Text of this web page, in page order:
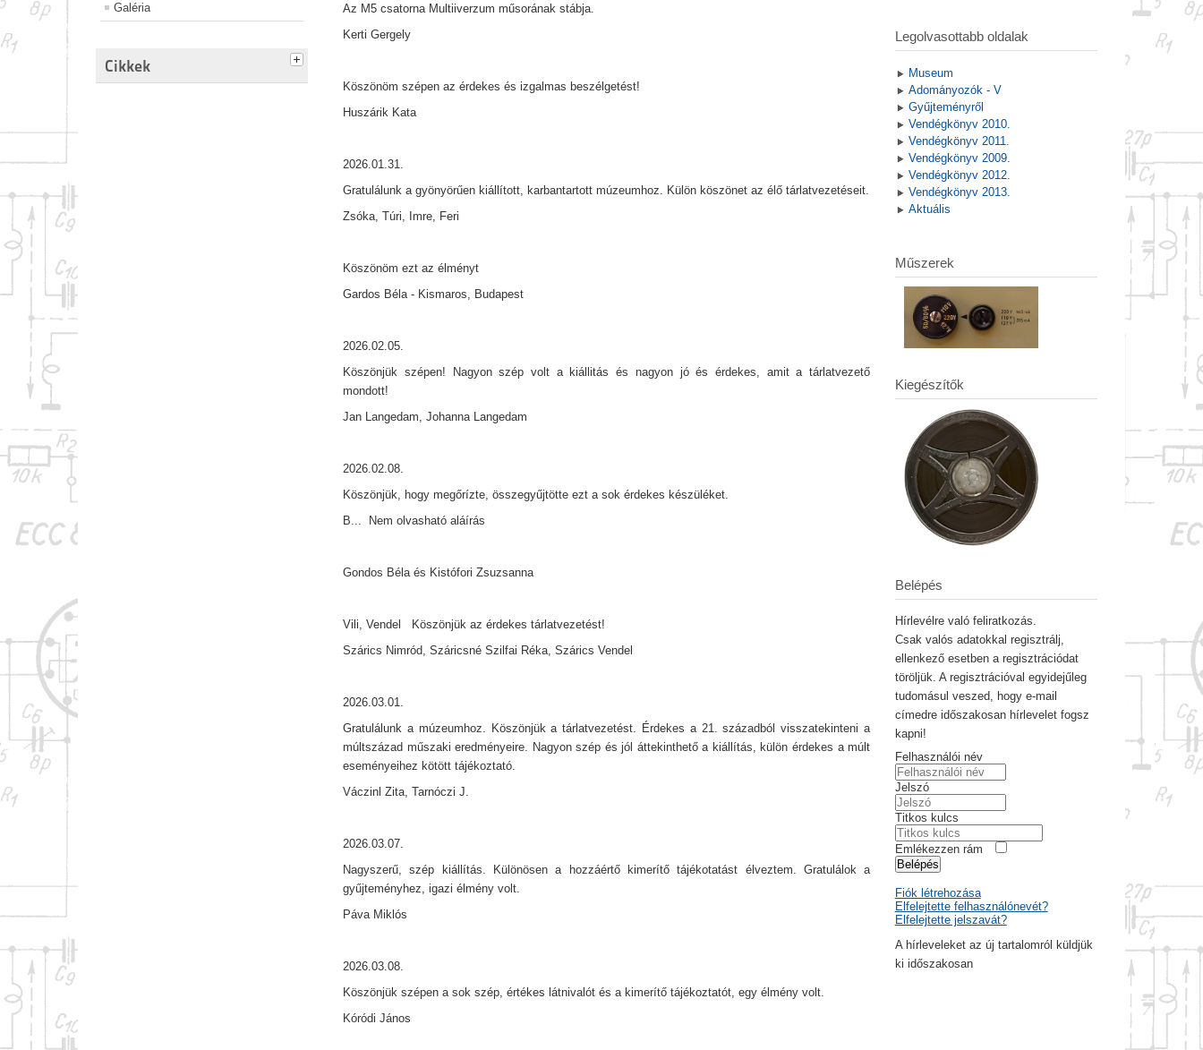
Galéria
Cikkek
Az M5 csatorna Multiiverzum műsorának stábja.
Kerti Gergely
Köszönöm szépen az érdekes és izgalmas beszélgetést!
Huszárik Kata
2026.01.31.
Gratulálunk a gyönyörűen kiállított, karbantartott múzeumhoz. Külön köszönet az élő tárlatvezetéseit.
Zsóka, Túri, Imre, Feri
Köszönöm ezt az élményt
Gardos Béla - Kismaros, Budapest
2026.02.05.
Köszönjük szépen! Nagyon szép volt a kiállitás és nagyon jó és érdekes, amit a tárlatvezető
mondott!
Jan Langedam, Johanna Langedam
2026.02.08.
Köszönjük, hogy megőrízte, összegyűjtötte ezt a sok érdekes készüléket.
B... Nem olvasható aláírás
Gondos Béla és Kistófori Zsuzsanna
Vili, Vendel Köszönjük az érdekes tárlatvezetést!
Szárics Nimród, Száricsné Szilfai Réka, Szárics Vendel
2026.03.01.
Gratulálunk a múzeumhoz. Köszönjük a tárlatvezetést. Érdekes a 21. századból visszatekinteni a
múltszázad műszaki eredményeire. Nagyon szép és jól áttekinthető a kiállítás, külön érdekes a múlt
eseményeihez kötött tájékoztató.
Váczinl Zita, Tarnóczi J.
2026.03.07.
Nagyszerű, szép kiállítás. Különösen a hozzáértő kimerítő tájékotatást élveztem. Gratulálok a
gyűjteményhez, igazi élmény volt.
Páva Miklós
2026.03.08.
Köszönjük szépen a sok szép, értékes látnivalót és a kimerítő tájékoztatót, egy élmény volt.
Kóródi János
Legolvasottabb oldalak
Museum
Adományozók - V
Gyűjteményről
Vendégkönyv 2010.
Vendégkönyv 2011.
Vendégkönyv 2009.
Vendégkönyv 2012.
Vendégkönyv 2013.
Aktuális
Műszerek
Kiegészítők
Belépés
Hírlevélre való feliratkozás.
Csak valós adatokkal regisztrálj,
ellenkező esetben a regisztrációdat
töröljük. A regisztrációval egyidejűleg
tudomásul veszed, hogy e-mail
címedre időszakosan hírlevelet fogsz
kapni!
Felhasználói név
Jelszó
Titkos kulcs
Emlékezzen rám
Belépés
Fiók létrehozása
Elfelejtette felhasználónevét?
Elfelejtette jelszavát?
A hírleveleket az új tartalomról küldjük
ki időszakosan